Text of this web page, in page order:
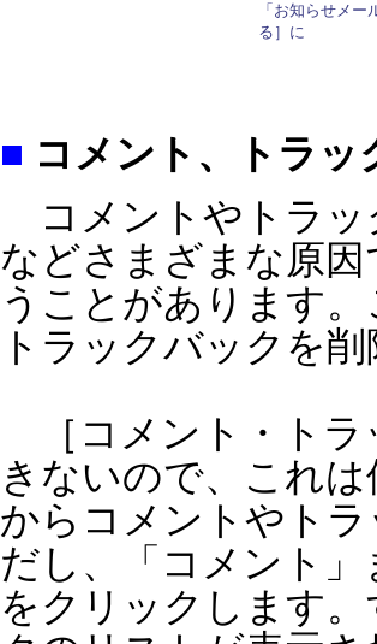
「お知らせメー
る］に
■ コメント、トラ
コメントやトラッ
などさまざまな原
うことがあります
トラックバックを
［コメント・トラ
きないので、これ
からコメントやト
だし、「コメント
をクリックします